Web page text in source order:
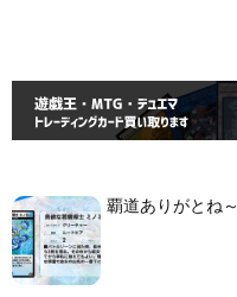
覇道ありがとね～